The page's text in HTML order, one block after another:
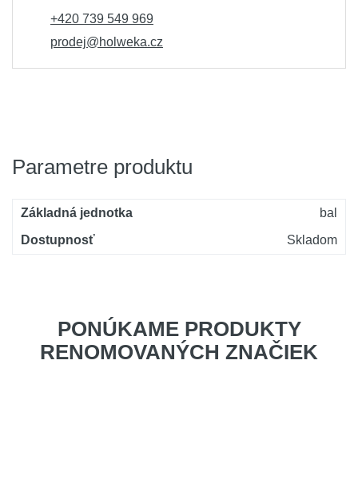
+420 739 549 969
prodej@holweka.cz
Parametre produktu
Základná jednotka
bal
Dostupnosť
Skladom
PONÚKAME PRODUKTY
RENOMOVANÝCH ZNAČIEK